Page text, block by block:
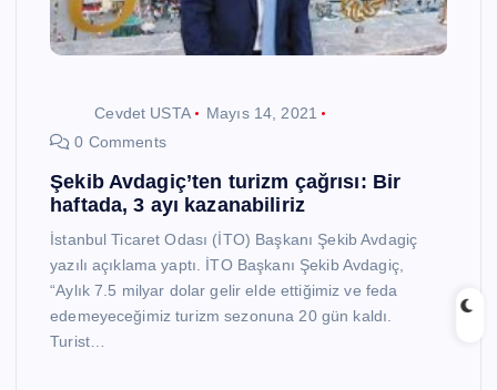
Cevdet USTA
Mayıs 14, 2021
0 Comments
Şekib Avdagiç’ten turizm çağrısı: Bir
haftada, 3 ayı kazanabiliriz
İstanbul Ticaret Odası (İTO) Başkanı Şekib Avdagiç
yazılı açıklama yaptı. İTO Başkanı Şekib Avdagiç,
“Aylık 7.5 milyar dolar gelir elde ettiğimiz ve feda
edemeyeceğimiz turizm sezonuna 20 gün kaldı.
Turist…